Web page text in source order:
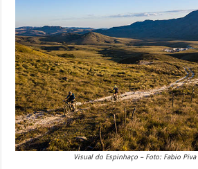
Visual do Espinhaço – Foto: Fabio